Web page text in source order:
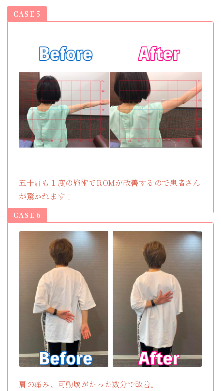
CASE 5
五十肩も１度の施術でROMが改善するので患者さん
が驚かれます！
CASE 6
肩の痛み、可動域がたった数分で改善。